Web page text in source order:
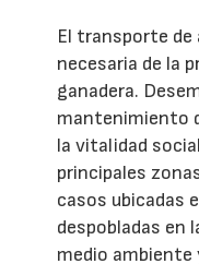
El transporte de
necesaria de la
ganadera.
mantenimiento
la vitalidad
principales
casos ubicadas
despobladas en
medio ambiente